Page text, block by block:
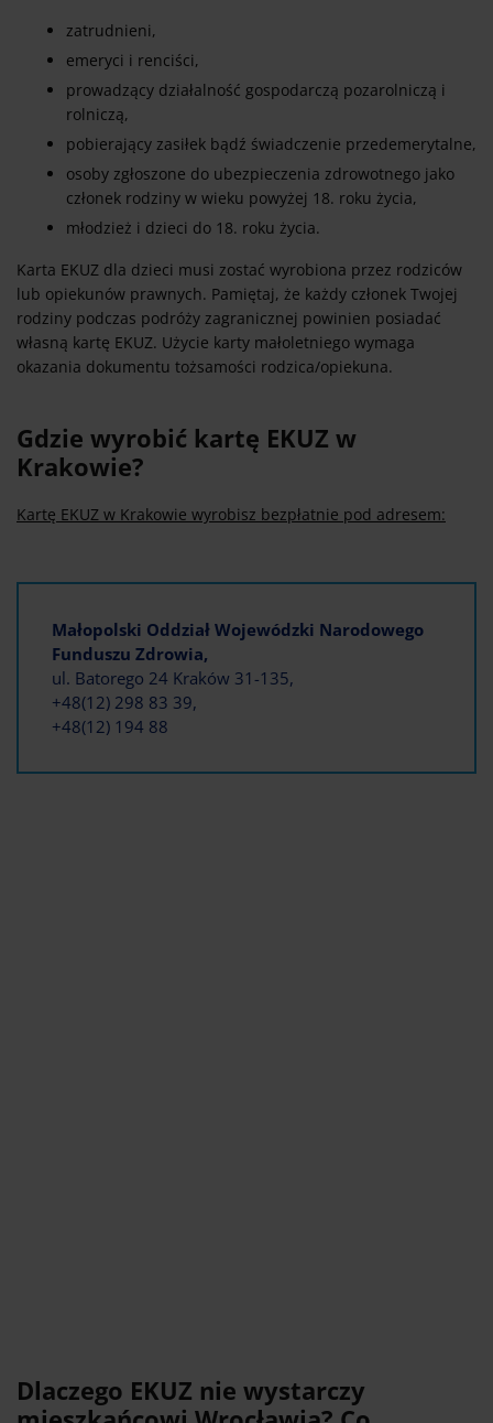
zatrudnieni,
emeryci i renciści,
prowadzący działalność gospodarczą pozarolniczą i
rolniczą,
pobierający zasiłek bądź świadczenie przedemerytalne,
osoby zgłoszone do ubezpieczenia zdrowotnego jako
członek rodziny w wieku powyżej 18. roku życia,
młodzież i dzieci do 18. roku życia.
Karta EKUZ dla dzieci musi zostać wyrobiona przez rodziców
lub opiekunów prawnych. Pamiętaj, że każdy członek Twojej
rodziny podczas podróży zagranicznej powinien posiadać
własną kartę EKUZ. Użycie karty małoletniego wymaga
okazania dokumentu tożsamości rodzica/opiekuna.
Gdzie wyrobić kartę EKUZ w
Krakowie?
Kartę EKUZ w Krakowie wyrobisz bezpłatnie pod adresem:
Małopolski Oddział Wojewódzki Narodowego
Funduszu Zdrowia,
ul. Batorego 24 Kraków 31-135,
+48(12) 298 83 39,
+48(12) 194 88
Dlaczego EKUZ nie wystarczy